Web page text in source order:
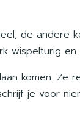
de andere
wispelturig
komen. Ze
je voor